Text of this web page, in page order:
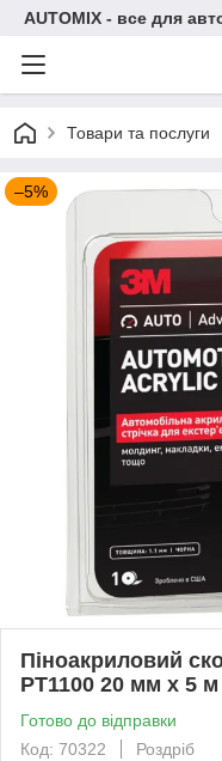
AUTOMIX - все для
Товари та послуги
–5%
Піноакриловий
PT1100 20 мм x 5
Готово до відправки
Код: 70322
Роздріб